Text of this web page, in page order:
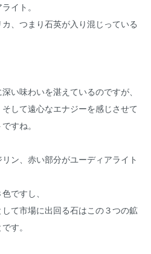
イト。
、つまり石英が入り混じっている
い味わいを湛えているのですが、
して遠心なエナジーを感じさせて
すね。
ン、赤い部分がユーディアライト
ですし、
て市場に出回る石はこの３つの鉱
す。